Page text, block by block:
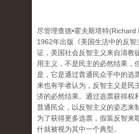
尽管理查德•霍夫斯塔特
1962年出版《美国生活中的反智
证，美国社会反智主义来自清教
用主义，不是民主的必然结果，
是，它是通过普通民众手中的选
来也有学者认为，反智主义是民
济的必然结果。通过选票获得权
普通民众，以反智主义的姿态来
为了获得更多选票，假装反智来
什就被视为其中一个典型。